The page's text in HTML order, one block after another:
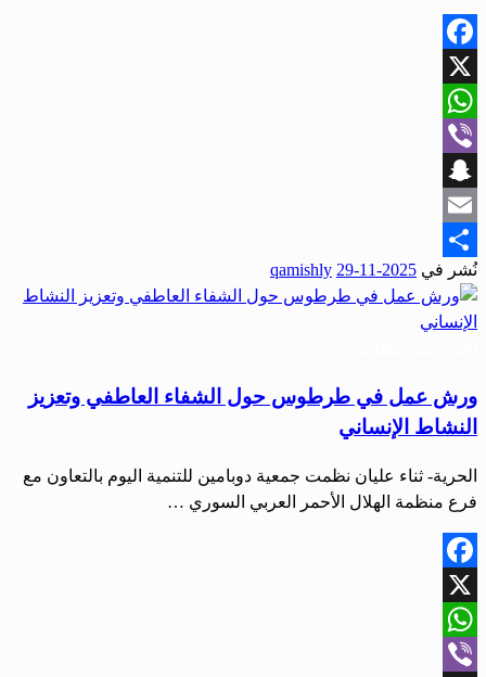
Facebook
X
WhatsApp
Viber
Snapchat
Email
Share
نُشر في 2025-11-29
qamishly
ورش عمل في طرطوس حول الشفاء العاطفي وتعزيز
النشاط الإنساني
الحرية- ثناء عليان نظمت جمعية دوبامين للتنمية اليوم بالتعاون مع
فرع منظمة الهلال الأحمر العربي السوري …
Facebook
X
WhatsApp